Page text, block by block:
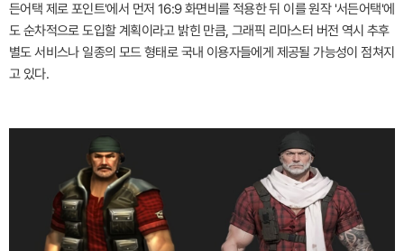
든어택 제로 포인트'에서 먼저 16:9 화면비를 적용한 뒤 이를 원작 '서든어택'에
도 순차적으로 도입할 계획이라고 밝힌 만큼, 그래픽 리마스터 버전 역시 추후
별도 서비스나 일종의 모드 형태로 국내 이용자들에게 제공될 가능성이 점쳐지
고 있다.